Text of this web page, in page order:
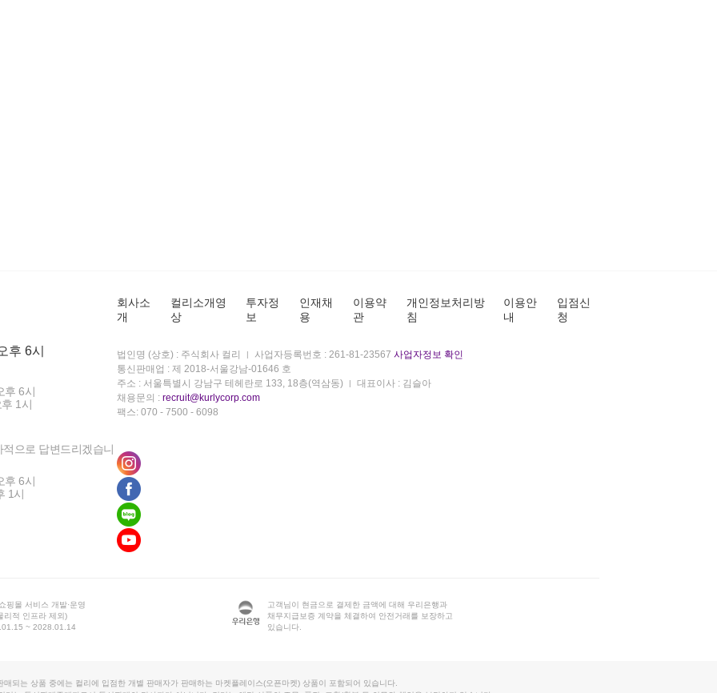
후 6시
후 6시
1시
으로 답변드리겠습니
후 6시
1시
회사소
개
컬리소개영
상
투자정
보
인재채
용
이용약
관
개인정보처리방
침
이용안
내
입점신
청
법인명 (상호) : 주식회사 컬리 사업자등록번호 : 261-81-23567 사업자정보 확인
통신판매업 : 제 2018-서울강남-01646 호
주소 : 서울특별시 강남구 테헤란로 133, 18층(역삼동)
대표이사 : 김슬아
채용문의 : recruit@kurlycorp.com
팩스: 070 - 7500 - 6098
핑몰 서비스 개발·운영
리적 인프라 제외)
~ 2028.01.14
고객님이 현금으로 결제한 금액에 대해 우리은행과
채무지급보증 계약을 체결하여 안전거래를 보장하고
있습니다.
매되는 상품 중에는 컬리에 입점한 개별 판매자가 판매하는 마켓플레이스(오픈마켓) 상품이 포함되어 있습니다.